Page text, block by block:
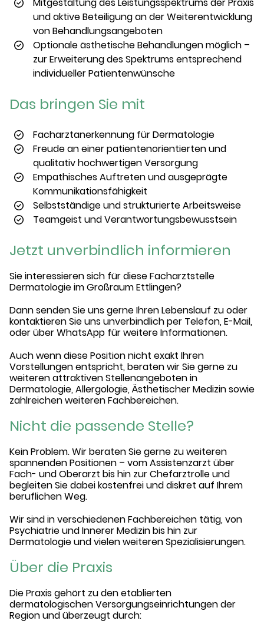
und aktive Beteiligung an der Weiterentwicklung
von Behandlungsangeboten
Optionale ästhetische Behandlungen möglich –
zur Erweiterung des Spektrums entsprechend
individueller Patientenwünsche
Das bringen Sie mit
Facharztanerkennung für Dermatologie
Freude an einer patientenorientierten und
qualitativ hochwertigen Versorgung
Empathisches Auftreten und ausgeprägte
Kommunikationsfähigkeit
Selbstständige und strukturierte Arbeitsweise
Teamgeist und Verantwortungsbewusstsein
Jetzt unverbindlich informieren
Sie interessieren sich für diese Facharztstelle
Dermatologie im Großraum Ettlingen?
Dann senden Sie uns gerne Ihren Lebenslauf zu oder
kontaktieren Sie uns unverbindlich per Telefon, E-Mail,
oder über WhatsApp für weitere Informationen.
Auch wenn diese Position nicht exakt Ihren
Vorstellungen entspricht, beraten wir Sie gerne zu
weiteren attraktiven Stellenangeboten in
Dermatologie, Allergologie, Ästhetischer Medizin sowie
zahlreichen weiteren Fachbereichen.
Nicht die passende Stelle?
Kein Problem. Wir beraten Sie gerne zu weiteren
spannenden Positionen – vom Assistenzarzt über
Fach- und Oberarzt bis hin zur Chefarztrolle und
begleiten Sie dabei kostenfrei und diskret auf Ihrem
beruflichen Weg.
Wir sind in verschiedenen Fachbereichen tätig, von
Psychiatrie und Innerer Medizin bis hin zur
Dermatologie und vielen weiteren Spezialisierungen.
Über die Praxis
Die Praxis gehört zu den etablierten
dermatologischen Versorgungseinrichtungen der
Region und überzeugt durch: